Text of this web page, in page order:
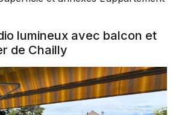
lumineux avec balcon et
de Chailly